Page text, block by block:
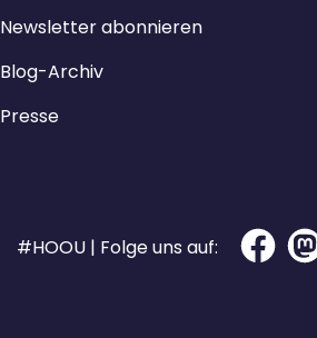
Newsletter abonnieren
Blog-Archiv
Presse
#HOOU | Folge uns auf: